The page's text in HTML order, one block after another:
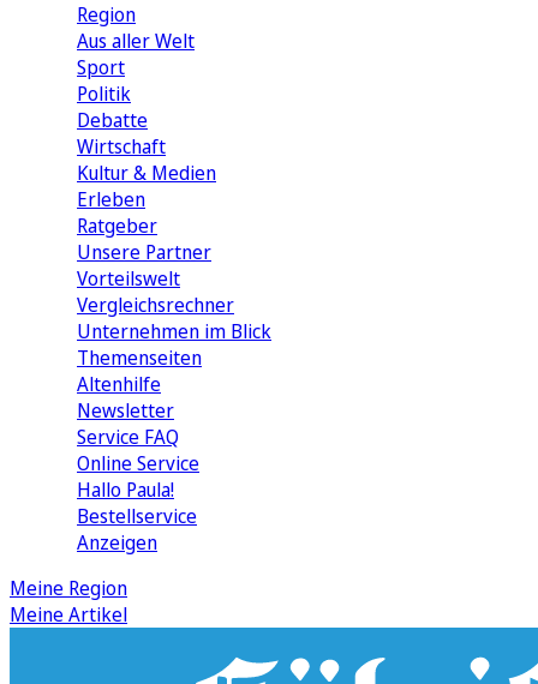
Region
Aus aller Welt
Sport
Politik
Debatte
Wirtschaft
Kultur & Medien
Erleben
Ratgeber
Unsere Partner
Vorteilswelt
Vergleichsrechner
Unternehmen im Blick
Themenseiten
Altenhilfe
Newsletter
Service FAQ
Online Service
Hallo Paula!
Bestellservice
Anzeigen
Meine Region
Meine Artikel